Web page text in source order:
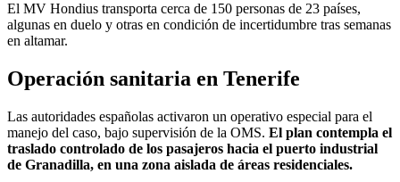
El MV Hondius transporta cerca de 150 personas de 23 países,
algunas en duelo y otras en condición de incertidumbre tras semanas
en altamar.
Operación sanitaria en Tenerife
Las autoridades españolas activaron un operativo especial para el
manejo del caso, bajo supervisión de la OMS. El plan contempla el
traslado controlado de los pasajeros hacia el puerto industrial
de Granadilla, en una zona aislada de áreas residenciales.